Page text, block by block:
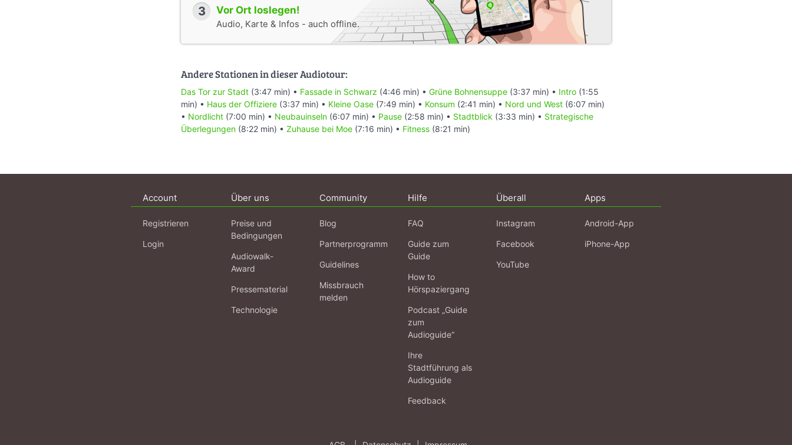
3 Vor Ort loslegen!
Audio, Karte & Infos - auch offline.
Andere Stationen in dieser Audiotour:
Das Tor zur Stadt (3:47 min) • Fassade in Schwarz (4:46 min) • Grüne Bohnensuppe (3:37 min) • Intro (1:55
min) • Haus der Offiziere (3:37 min) • Kleine Oase (7:49 min) • Konsum (2:41 min) • Nord und West (6:07 min)
• Nordlicht (7:00 min) • Neubauinseln (6:07 min) • Pause (2:58 min) • Stadtblick (3:33 min) • Strategische
Überlegungen (8:22 min) • Zuhause bei Moe (7:16 min) • Fitness (8:21 min)
Account
Registrieren
Login
Über uns
Preise und
Bedingungen
Audiowalk-
Award
Pressematerial
Technologie
Community
Blog
Partnerprogramm
Guidelines
Missbrauch
melden
Hilfe
FAQ
Guide zum
Guide
How to
Hörspaziergang
Podcast „Guide
zum
Audioguide“
Ihre
Stadtführung als
Audioguide
Feedback
Überall
Instagram
Facebook
YouTube
Apps
Android-App
iPhone-App